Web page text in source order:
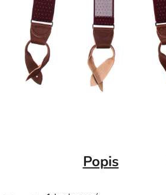
Popis